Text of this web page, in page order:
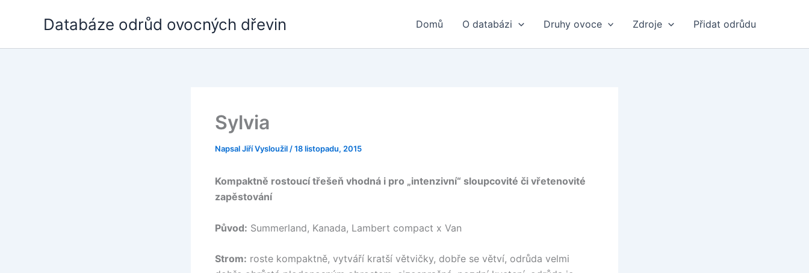
Databáze odrůd ovocných dřevin Domů O databázi Druhy ovoce Zdroje Přidat odrůdu
Sylvia
NapsalJiří Vysloužil /18 listopadu, 2015
Kompaktně rostoucí třešeň vhodná i pro „intenzivní“ sloupcovité či vřetenovité
zapěstování
Původ: Summerland, Kanada, Lambert compact x Van
Strom: roste kompaktně, vytváří kratší větvičky, dobře se větví, odrůda velmi